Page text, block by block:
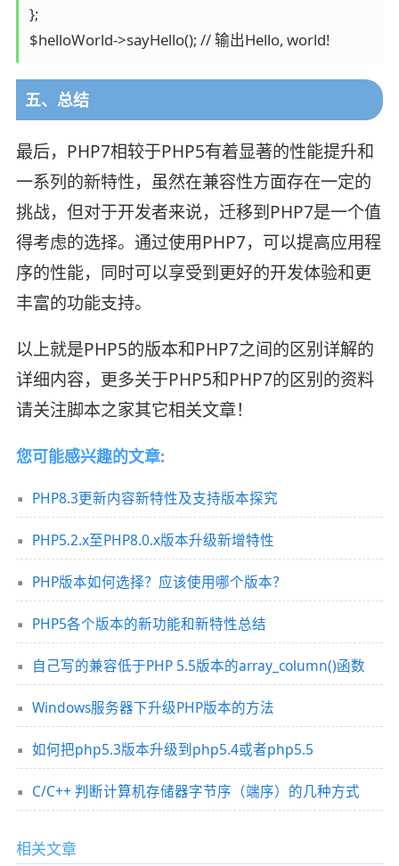
};
五、总结
最后，PHP7相较于PHP5有着显著的性能提升和
一系列的新特性，虽然在兼容性方面存在一定的
挑战，但对于开发者来说，迁移到PHP7是一个值
得考虑的选择。通过使用PHP7，可以提高应用程
序的性能，同时可以享受到更好的开发体验和更
丰富的功能支持。
以上就是PHP5的版本和PHP7之间的区别详解的
详细内容，更多关于PHP5和PHP7的区别的资料
请关注脚本之家其它相关文章！
您可能感兴趣的文章:
PHP8.3更新内容新特性及支持版本探究
PHP5.2.x至PHP8.0.x版本升级新增特性
PHP版本如何选择？应该使用哪个版本？
PHP5各个版本的新功能和新特性总结
自己写的兼容低于PHP 5.5版本的array_column()函数
Windows服务器下升级PHP版本的方法
如何把php5.3版本升级到php5.4或者php5.5
C/C++ 判断计算机存储器字节序（端序）的几种方式
相关文章